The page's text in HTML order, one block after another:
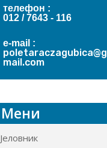
телефон :
012 / 7643 - 116
e-mail :
poletaraczagubica@g
mail.com
Мени
Јеловник